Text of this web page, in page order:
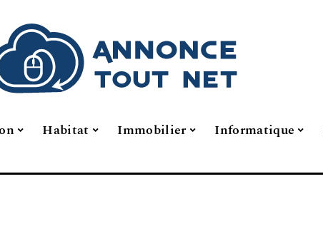
Habitat Immobilier Informatique